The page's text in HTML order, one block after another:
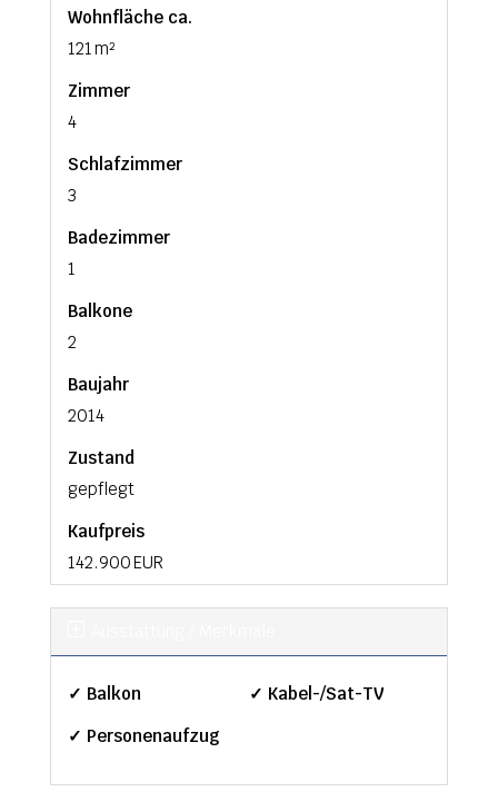
Wohnfläche ca.
121 m²
Zimmer
4
Schlafzimmer
3
Badezimmer
1
Balkone
2
Baujahr
2014
Zustand
gepflegt
Kaufpreis
142.900 EUR
✓ Balkon
✓ Kabel-/Sat-TV
✓ Personenaufzug